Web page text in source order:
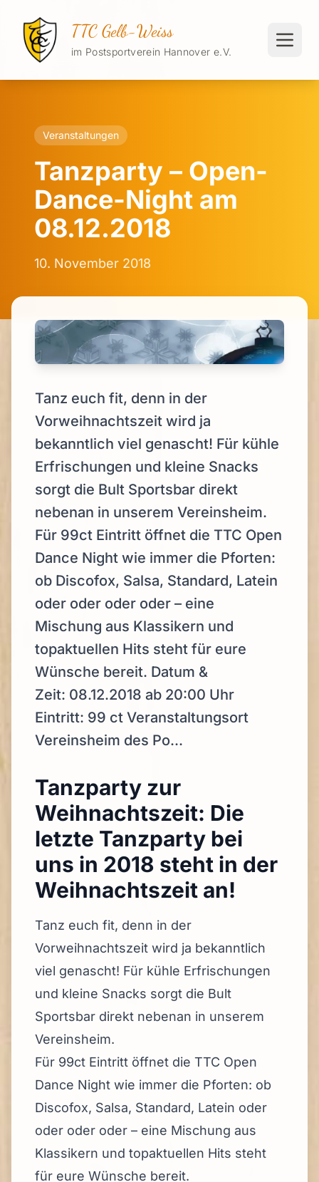
TTC Gelb-Weiss
im Postsportverein Hannover e.V.
Veranstaltungen
Tanzparty – Open-
Dance-Night am
08.12.2018
10. November 2018
Tanz euch fit, denn in der
Vorweihnachtszeit wird ja
bekanntlich viel genascht! Für kühle
Erfrischungen und kleine Snacks
sorgt die Bult Sportsbar direkt
nebenan in unserem Vereinsheim.
Für 99ct Eintritt öffnet die TTC Open
Dance Night wie immer die Pforten:
ob Discofox, Salsa, Standard, Latein
oder oder oder oder – eine
Mischung aus Klassikern und
topaktuellen Hits steht für eure
Wünsche bereit. Datum &
Zeit: 08.12.2018 ab 20:00 Uhr
Eintritt: 99 ct Veranstaltungsort
Vereinsheim des Po...
Tanzparty zur
Weihnachtszeit: Die
letzte Tanzparty bei
uns in 2018 steht in der
Weihnachtszeit an!
Tanz euch fit, denn in der
Vorweihnachtszeit wird ja bekanntlich
viel genascht! Für kühle Erfrischungen
und kleine Snacks sorgt die Bult
Sportsbar direkt nebenan in unserem
Vereinsheim.
Für 99ct Eintritt öffnet die TTC Open
Dance Night wie immer die Pforten: ob
Discofox, Salsa, Standard, Latein oder
oder oder oder – eine Mischung aus
Klassikern und topaktuellen Hits steht
für eure Wünsche bereit.